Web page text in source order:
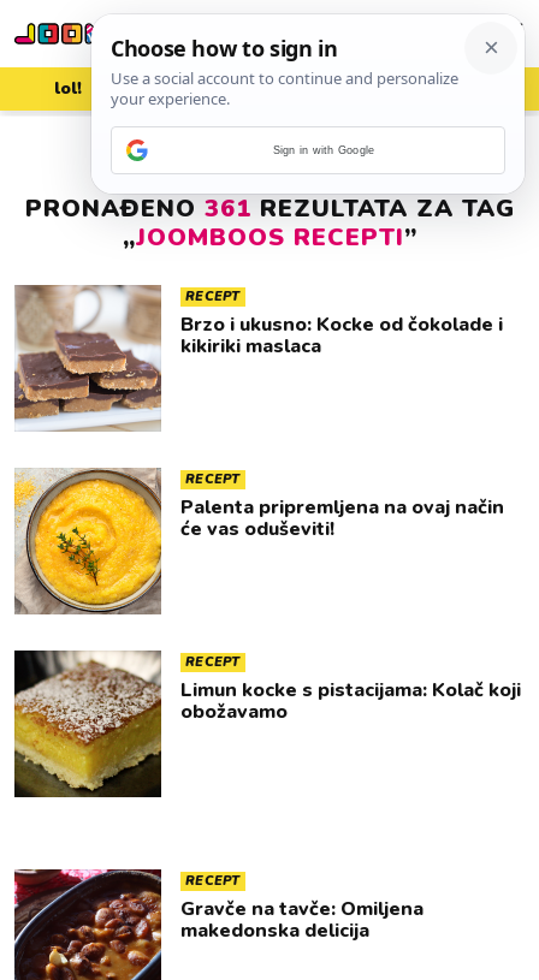
lol! aww vrh! woot?!
PRONAĐENO 361 REZULTATA ZA TAG
„JOOMBOOS RECEPTI”
RECEPT
Brzo i ukusno: Kocke od čokolade i
kikiriki maslaca
RECEPT
Palenta pripremljena na ovaj način
će vas oduševiti!
RECEPT
Limun kocke s pistacijama: Kolač koji
obožavamo
RECEPT
Gravče na tavče: Omiljena
makedonska delicija
Sign in with Google